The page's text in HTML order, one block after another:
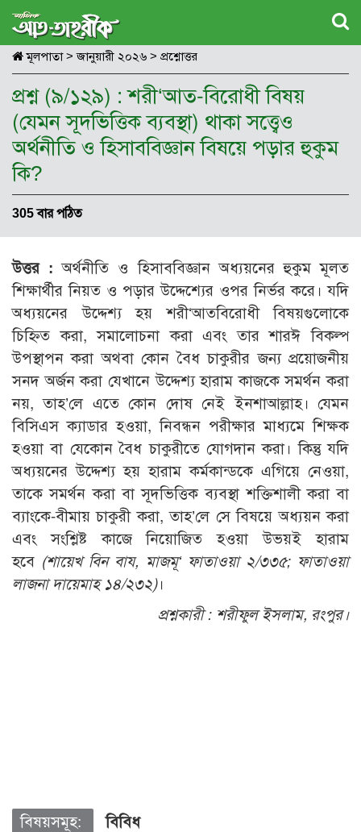
মূলপাতা> জানুয়ারী ২০২৬ > প্রশ্নোত্তর
প্রশ্ন (৯/১২৯) : শরী‘আত-বিরোধী বিষয়
(যেমন সূদভিত্তিক ব্যবস্থা) থাকা সত্ত্বেও
অর্থনীতি ও হিসাববিজ্ঞান বিষয়ে পড়ার হুকুম
কি?
305 বার পঠিত
উত্তর :অর্থনীতি ও হিসাববিজ্ঞান অধ্যয়নের হুকুম মূলত
শিক্ষার্থীর নিয়ত ও পড়ার উদ্দেশ্যের ওপর নির্ভর করে। যদি
অধ্যয়নের উদ্দেশ্য হয় শরী‘আতবিরোধী বিষয়গুলোকে
চিহ্নিত করা, সমালোচনা করা এবং তার শারঈ বিকল্প
উপস্থাপন করা অথবা কোন বৈধ চাকুরীর জন্য প্রয়োজনীয়
সনদ অর্জন করা যেখানে উদ্দেশ্য হারাম কাজকে সমর্থন করা
নয়, তাহ’লে এতে কোন দোষ নেই ইনশাআল্লাহ। যেমন
বিসিএস ক্যাডার হওয়া, নিবন্ধন পরীক্ষার মাধ্যমে শিক্ষক
হওয়া বা যেকোন বৈধ চাকুরীতে যোগদান করা। কিন্তু যদি
অধ্যয়নের উদ্দেশ্য হয় হারাম কর্মকান্ডকে এগিয়ে নেওয়া,
তাকে সমর্থন করা বা সূদভিত্তিক ব্যবস্থা শক্তিশালী করা বা
ব্যাংকে-বীমায় চাকুরী করা, তাহ’লে সে বিষয়ে অধ্যয়ন করা
এবং সংশ্লিষ্ট কাজে নিয়োজিত হওয়া উভয়ই হারাম
হবে (শায়েখ বিন বায, মাজমূ‘ ফাতাওয়া ২/৩৩৫; ফাতাওয়া
লাজনা দায়েমাহ ১৪/২৩২)।
প্রশ্নকারী : শরীফুল ইসলাম, রংপুর।
বিষয়সমূহ: বিবিধ